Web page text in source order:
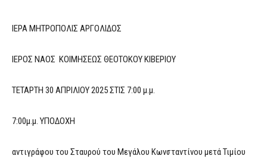
ΙΕΡΑ ΜΗΤΡΟΠΟΛΙΣ ΑΡΓΟΛΙΔΟΣ
ΙΕΡΟΣ ΝΑΟΣ ΚΟΙΜΗΣΕΩΣ ΘΕΟΤΟΚΟΥ ΚΙΒΕΡΙΟΥ
ΤΕΤΑΡΤΗ 30 ΑΠΡΙΛΙΟΥ 2025 ΣΤΙΣ 7:00 μ.μ.
7:00μ.μ. ΥΠΟΔΟΧΗ
αντιγράφου του Σταυρού του Μεγάλου Κωνσταντίνου μετά Τιμίου